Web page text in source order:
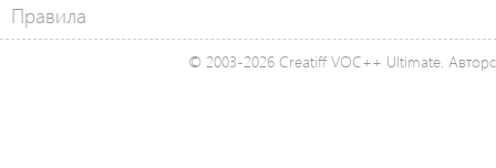
Правила
© 2003-2026 Creatiff VOC++ Ultimate.